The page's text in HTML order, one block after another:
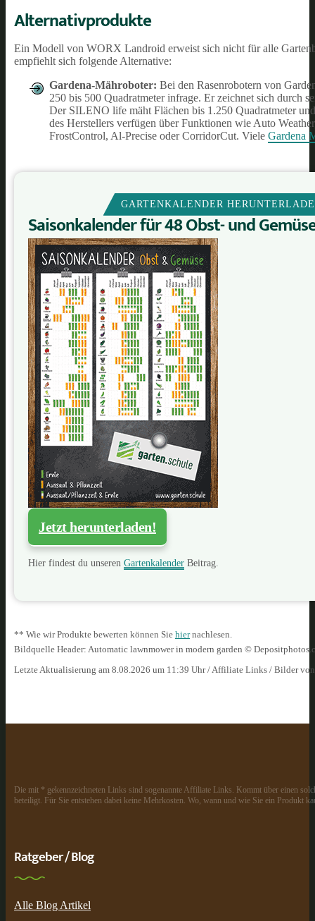
Alternativprodukte
Ein Modell von WORX Landroid erweist sich nicht für alle
empfiehlt sich folgende Alternative:
Gardena-Mähroboter: Bei den Rasenrobotern von
250 bis 500 Quadratmeter infrage. Er zeichnet sich durch
Der SILENO life mäht Flächen bis 1.250 Quadratmeter
des Herstellers verfügen über Funktionen wie Auto
FrostControl, Al-Precise oder CorridorCut. Viele Gardena
GARTENKALENDER
Saisonkalender für 48 Obst- und
Jetzt herunterladen!
Hier findest du unseren Gartenkalender Beitrag.
** Wie wir Produkte bewerten können Sie hiernachlesen.
Bildquelle Header: Automatic lawnmower in modern garden ©
Letzte Aktualisierung am 8.08.2026 um 11:39 Uhr / Affiliate Links / Bilder
Die mit * gekennzeichneten Links sind sogenannte Affiliate Links. Kommt über einen
beteiligt. Für Sie entstehen dabei keine Mehrkosten. Wo, wann und wie Sie ein Produkt
Ratgeber / Blog
Alle Blog Artikel